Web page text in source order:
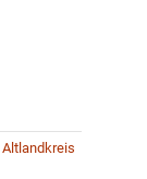
Altlandkreis